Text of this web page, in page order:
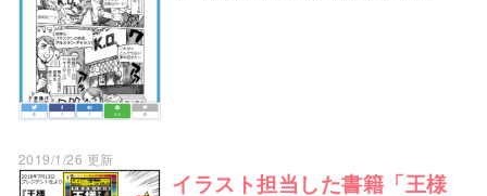
2019/1/26 更新
イラスト担当した書籍「王様